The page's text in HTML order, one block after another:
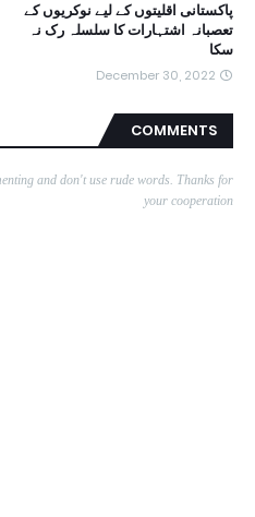
پاکستانی اقلیتوں کے لیے نوکریوں کے
تعصبانہ اشتہارات کا سلسلہ رک نہ
سکا
December 30, 2022
COMMENTS
and don't use rude words. Thanks for
your cooperation